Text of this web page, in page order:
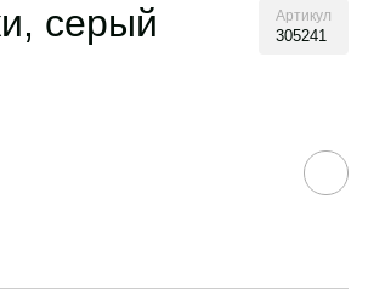
серый
Артикул
305241